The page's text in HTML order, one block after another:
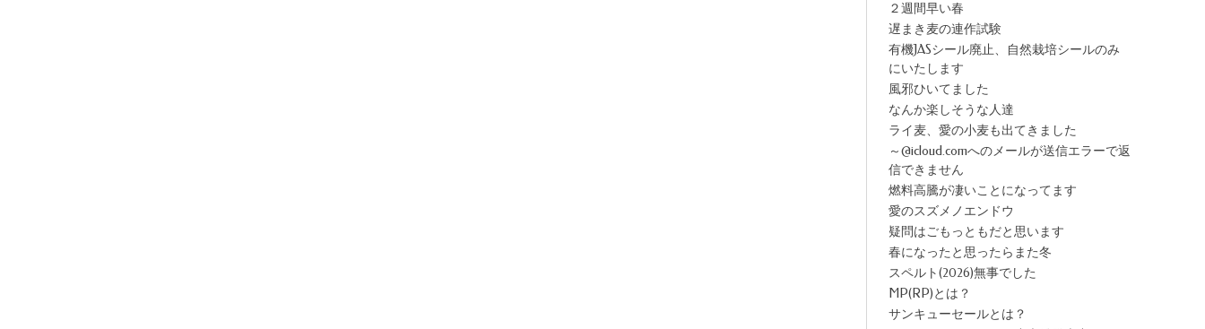
２週間早い春
遅まき麦の連作試験
有機JASシール廃止、自然栽培シールのみ
にいたします
風邪ひいてました
なんか楽しそうな人達
ライ麦、愛の小麦も出てきました
～@icloud.comへのメールが送信エラーで返
信できません
燃料高騰が凄いことになってます
愛のスズメノエンドウ
疑問はごもっともだと思います
春になったと思ったらまた冬
スペルト(2026)無事でした
MP(RP)とは？
サンキューセールとは？